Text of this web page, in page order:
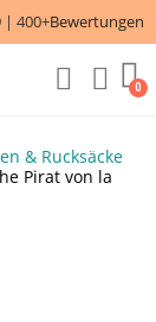
| 400+Bewertungen
& Rucksäcke
Pirat von la